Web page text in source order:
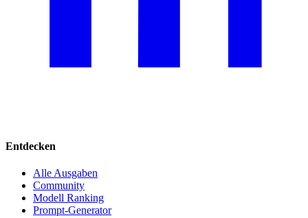
Entdecken
Alle Ausgaben
Community
Modell Ranking
Prompt-Generator